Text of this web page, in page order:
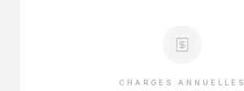
CHARGES ANNUELLES